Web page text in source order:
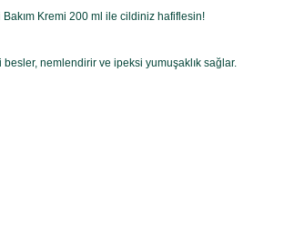
Bakım Kremi 200 ml ile cildiniz hafiflesin!
nemlendirir ve ipeksi yumuşaklık sağlar.